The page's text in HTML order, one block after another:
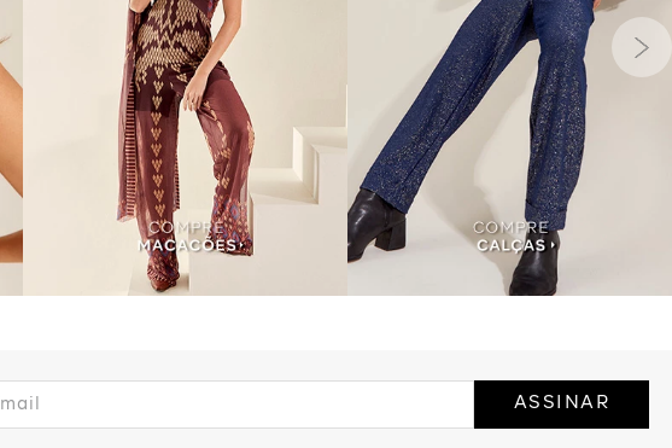
ASSINAR